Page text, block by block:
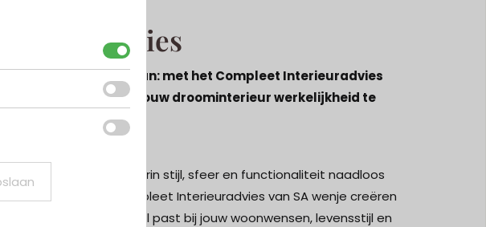
advies
schets tot concreet plan: met het Compleet Interieuradvies
je alles in handen om jouw droominterieur werkelijkheid te
een totaalontwerp waarin stijl, sfeer en functionaliteit naadloos
Met het Compleet Interieuradvies van SA wenje creëren
interieur dat helemaal past bij jouw woonwensen, levensstijl en